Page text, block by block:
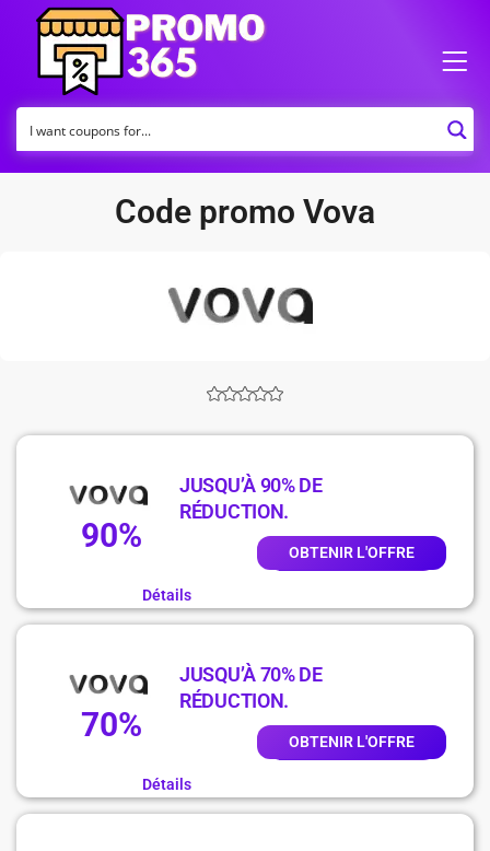
Code promo Vova
90%
JUSQU’À 90% DE
RÉDUCTION.
OBTENIR L'OFFRE
Détails
70%
JUSQU’À 70% DE
RÉDUCTION.
OBTENIR L'OFFRE
Détails